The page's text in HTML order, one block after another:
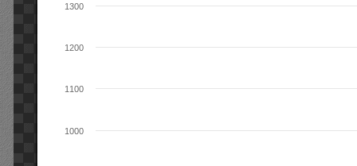
1000
1100
1200
1300